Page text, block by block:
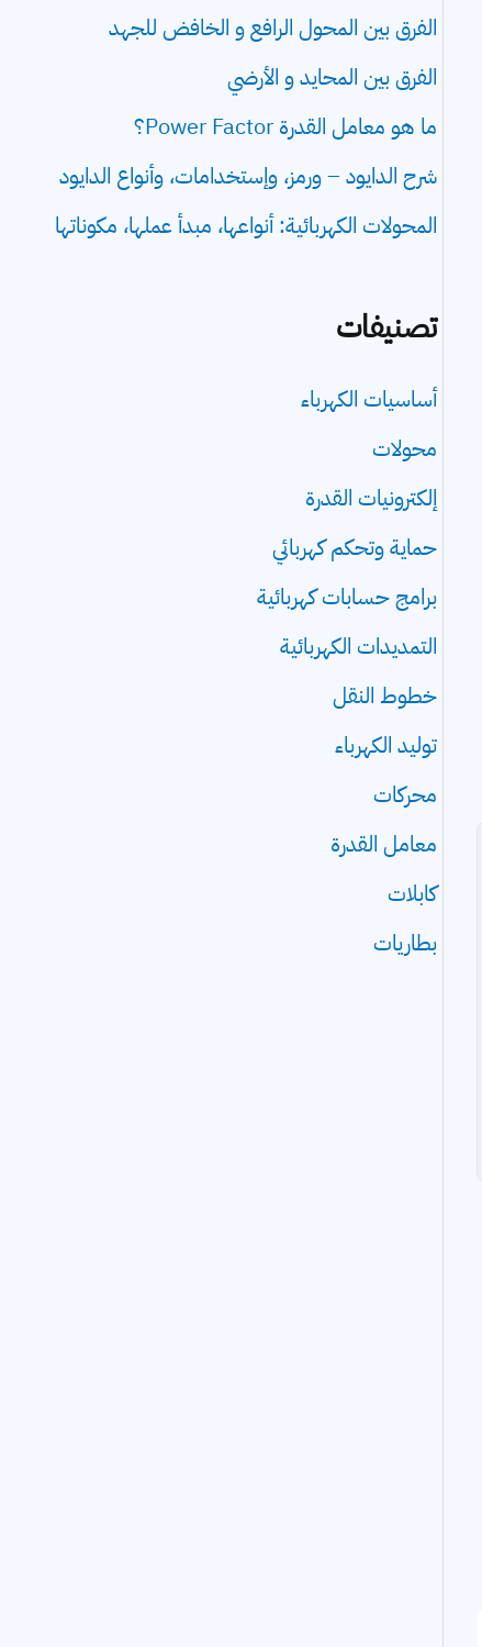
الفرق بين المحول الرافع و الخافض للجهد
الفرق بين المحايد و الأرضي
ما هو معامل القدرة Power Factor؟
شرح الدايود – ورمز، وإستخدامات، وأنواع الدايود
المحولات الكهربائية: أنواعها، مبدأ عملها، مكوناتها
تصنيفات
أساسيات الكهرباء
محولات
إلكترونيات القدرة
حماية وتحكم كهربائي
برامج حسابات كهربائية
التمديدات الكهربائية
خطوط النقل
توليد الكهرباء
محركات
معامل القدرة
كابلات
بطاريات